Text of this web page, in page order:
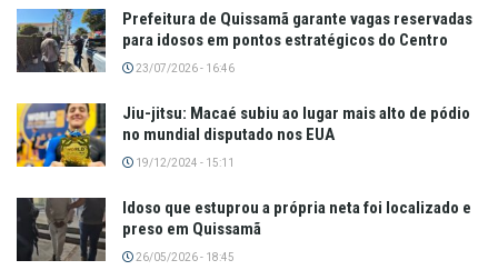
Prefeitura de Quissamã garante vagas reservadas
para idosos em pontos estratégicos do Centro
23/07/2026 - 16:46
Jiu-jitsu: Macaé subiu ao lugar mais alto de pódio
no mundial disputado nos EUA
19/12/2024 - 15:11
Idoso que estuprou a própria neta foi localizado e
preso em Quissamã
26/05/2026 - 18:45